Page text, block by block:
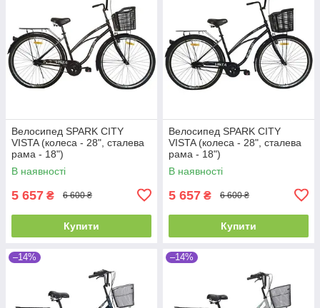
Велосипед SPARK CITY
VISTA (колеса - 28", сталева
рама - 18")
В наявності
5 657 ₴ 6 600 ₴
Купити
Велосипед SPARK CITY
VISTA (колеса - 28", сталева
рама - 18")
В наявності
5 657 ₴ 6 600 ₴
Купити
–14% –14%